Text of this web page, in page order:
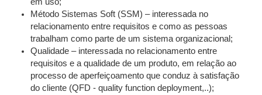
Método Sistemas Soft (SSM) – interessada no
relacionamento entre requisitos e como as pessoas
trabalham como parte de um sistema organizacional;
Qualidade – interessada no relacionamento entre
requisitos e a qualidade de um produto, em relação ao
processo de aperfeiçoamento que conduz à satisfação
do cliente (QFD - quality function deployment,..);